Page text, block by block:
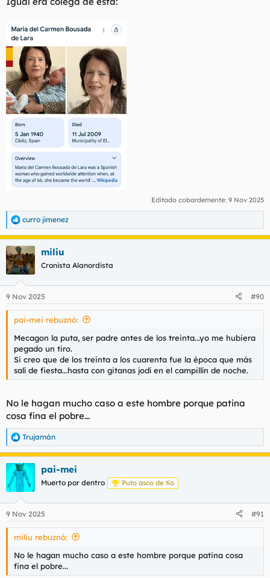
Editado cobardemente: 9 Nov 2025
R
e
c
c
i
e
s
curro jimenez
miliu
Cronista Alanordista
9 Nov 2025 #90
pai-mei rebuznó:
Mecagon la puta, ser padre antes de los treinta...yo me hubiera
pegado un tiro.
Si creo que de los treinta a los cuarenta fue la época que más
salí de fiesta...hasta con gitanas jodí en el campillín de noche.
No le hagan mucho caso a este hombre porque patina
cosa fina el pobre...
R
e
c
c
i
e
s
Trujamán
pai-mei
Muerto por dentro Puto asco de tío
9 Nov 2025 #91
miliu rebuznó:
No le hagan mucho caso a este hombre porque patina cosa
fina el pobre...